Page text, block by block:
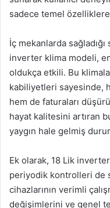
sadece temel özelliklere
İç mekanlarda
inverter klima modeli,
oldukça etkili. Bu
kabiliyetleri sayesinde,
hem de faturaları
hayat kalitesini artıran
yaygın hale gelmiş
Ek olarak, 18 Lik inverter
periyodik kontrolleri de
cihazlarının verimli
değişimlerini ve genel